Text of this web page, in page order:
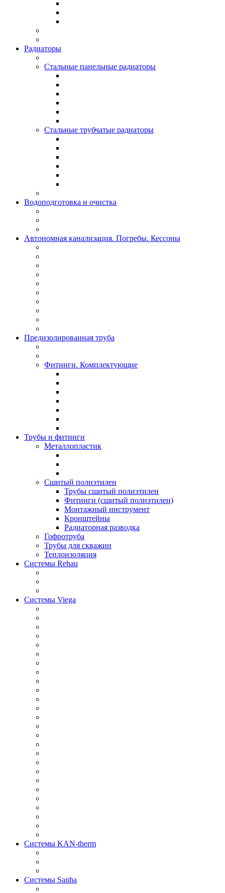
Радиаторы
Стальные панельные радиаторы
Стальные трубчатые радиаторы
Водоподготовка и очистка
Автономная канализация. Погребы. Кессоны
Предизолированная труба
Фитинги. Комплектующие
Трубы и фитинги
Металлопластик
Сшитый полиэтилен
Трубы сшитый полиэтилен
Фитинги (сшитый полиэтилен)
Монтажный инструмент
Кронштейны
Радиаторная разводка
Гофротруба
Трубы для скважин
Теплоизоляция
Системы Rehau
Системы Viega
Системы KAN-therm
Системы Sanha